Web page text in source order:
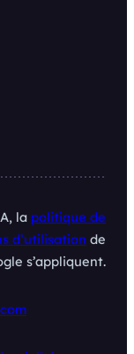
la politique de
d’utilisation de
s’appliquent.